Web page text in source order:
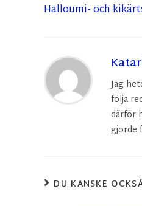
Halloumi- och
Jag
följa
därför
gjorde
DU KANSKE